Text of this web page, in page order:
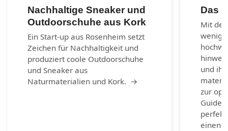
Nachhaltige Sneaker und
Outdoorschuhe aus Kork
Ein Start-up aus Rosenheim setzt
Zeichen für Nachhaltigkeit und
produziert coole Outdoorschuhe
und Sneaker aus
Naturmaterialien und Kork. →
Das
Mit
wenig
und
zur
Guide
einen